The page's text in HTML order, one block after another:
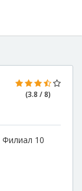
(3.8 / 8)
10